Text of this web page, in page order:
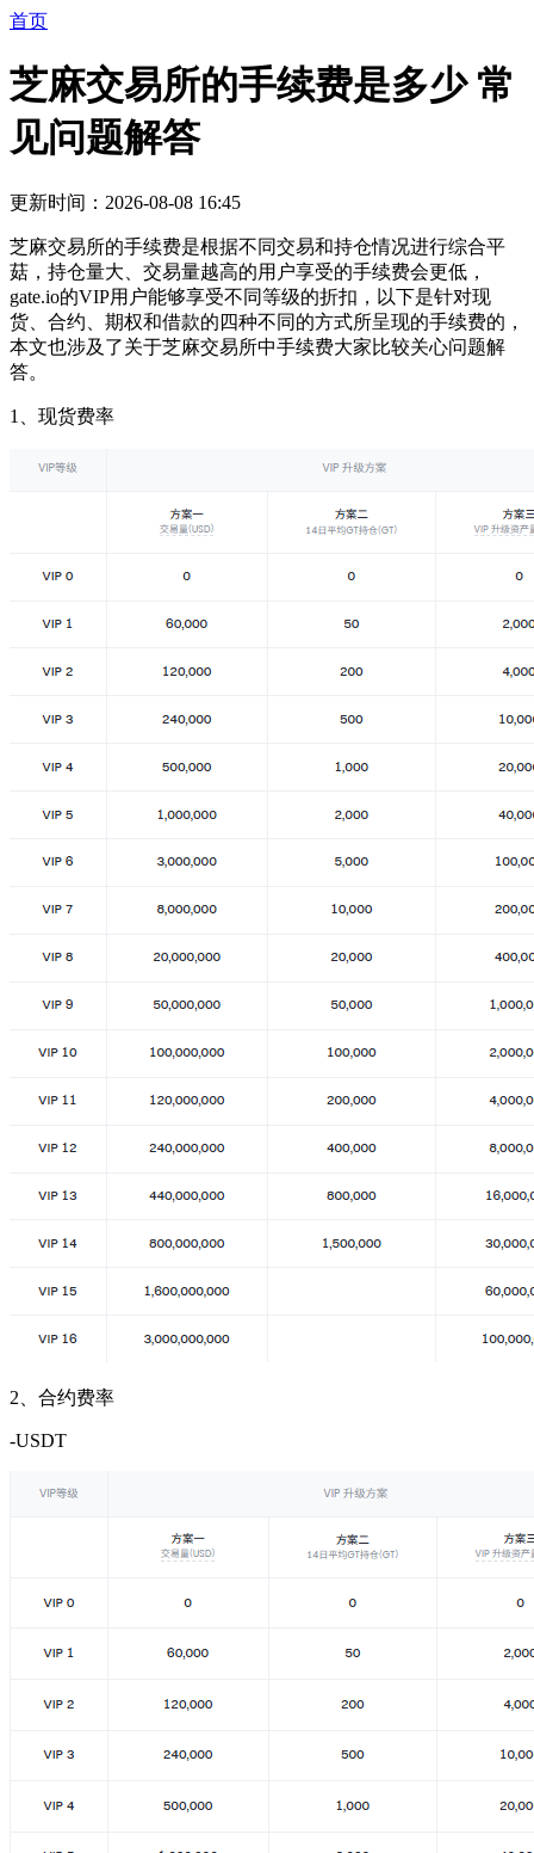
首页
芝麻交易所的手续费是多少 常
见问题解答
更新时间：2026-08-08 16:45
芝麻交易所的手续费是根据不同交易和持仓情况进行综合平
菇，持仓量大、交易量越高的用户享受的手续费会更低，
gate.io的VIP用户能够享受不同等级的折扣，以下是针对现
货、合约、期权和借款的四种不同的方式所呈现的手续费的，
本文也涉及了关于芝麻交易所中手续费大家比较关心问题解
答。
1、现货费率
2、合约费率
-USDT